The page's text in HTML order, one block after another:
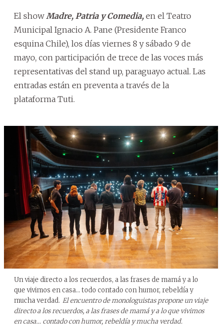
El show Madre, Patria y Comedia, en el Teatro
Municipal Ignacio A. Pane (Presidente Franco
esquina Chile), los días viernes 8 y sábado 9 de
mayo, con participación de trece de las voces más
representativas del stand up, paraguayo actual. Las
entradas están en preventa a través de la
plataforma Tuti.
Un viaje directo a los recuerdos, a las frases de mamá y a lo
que vivimos en casa… todo contado con humor, rebeldía y
mucha verdad. El encuentro de monologuistas propone un viaje
directo a los recuerdos, a las frases de mamá y a lo que vivimos
en casa… contado con humor, rebeldía y mucha verdad.